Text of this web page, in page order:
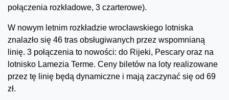
połączenia rozkładowe, 3 czarterowe).
W nowym letnim rozkładzie wrocławskiego lotniska
znalazło się 46 tras obsługiwanych przez wspomnianą
linię. 3 połączenia to nowości: do Rijeki, Pescary oraz na
lotnisko Lamezia Terme. Ceny biletów na loty realizowane
przez tę linię będą dynamiczne i mają zaczynać się od 69
zł.